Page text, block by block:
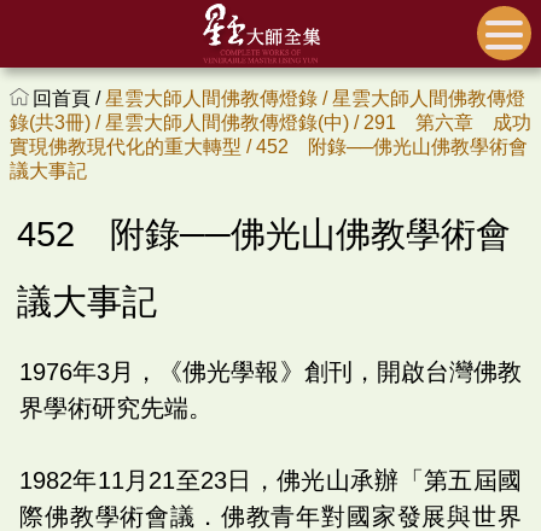
回首頁 /星雲大師人間佛教傳燈錄 /星雲大師人間佛教傳燈
錄(共3冊) /星雲大師人間佛教傳燈錄(中) / 291 第六章 成功
實現佛教現代化的重大轉型 /452 附錄──佛光山佛教學術會
議大事記
452 附錄──佛光山佛教學術會
議大事記
1976年3月，《佛光學報》創刊，開啟台灣佛教
界學術研究先端。
1982年11月21至23日，佛光山承辦「第五屆國
際佛教學術會議．佛教青年對國家發展與世界